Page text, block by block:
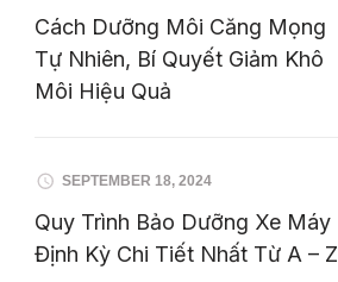
Cách Dưỡng Môi Căng Mọng
Tự Nhiên, Bí Quyết Giảm Khô
Môi Hiệu Quả
SEPTEMBER 18, 2024
Quy Trình Bảo Dưỡng Xe Máy
Định Kỳ Chi Tiết Nhất Từ A – Z